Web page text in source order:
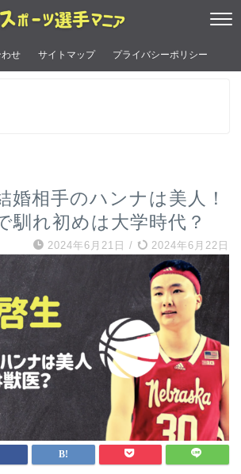
わせ サイトマップ プライバシーポリシー
婚相手のハンナは美人！
馴れ初めは大学時代？
2024年6月21日 / 2024年6月22日